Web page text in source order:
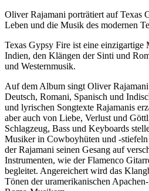
Oliver Rajamani porträtiert auf Texas
Leben und die Musik des modernen
Texas Gypsy Fire ist eine
Indien, den Klängen der Sinti und
und Westernmusik.
Auf dem Album singt Oliver
Deutsch, Romani, Spanisch und
und lyrischen Songtexte Rajamanis
aber auch von Liebe, Verlust und
Schlagzeug, Bass und Keyboards
Musiker in Cowboyhüten und -
der Rajamani seinen Gesang auf
Instrumenten, wie der Flamenco
begleitet. Angereichert wird das
Tönen der uramerikanischen